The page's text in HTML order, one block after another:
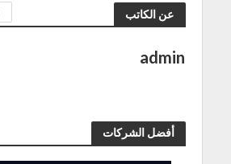
عن الكاتب
admin
أفضل الشركات